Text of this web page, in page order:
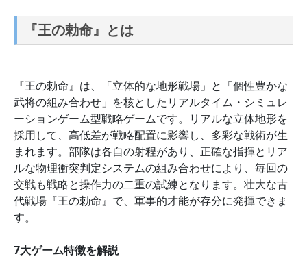
『王の勅命』とは
『王の勅命』は、「立体的な地形戦場」と「個性豊かな
武将の組み合わせ」を核としたリアルタイム・シミュレ
ーションゲーム型戦略ゲームです。リアルな立体地形を
採用して、高低差が戦略配置に影響し、多彩な戦術が生
まれます。部隊は各自の射程があり、正確な指揮とリア
ルな物理衝突判定システムの組み合わせにより、毎回の
交戦も戦略と操作力の二重の試練となります。壮大な古
代戦場『王の勅命』で、軍事的才能が存分に発揮できま
す。
7大ゲーム特徴を解説